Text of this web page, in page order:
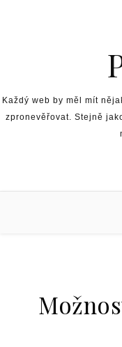
Každý web by měl mít
zpronevěřovat. Stejně